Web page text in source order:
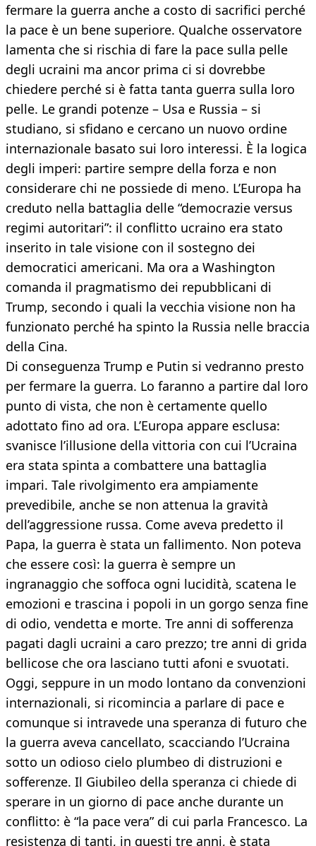
fermare la guerra anche a costo di sacrifici perché
la pace è un bene superiore. Qualche osservatore
lamenta che si rischia di fare la pace sulla pelle
degli ucraini ma ancor prima ci si dovrebbe
chiedere perché si è fatta tanta guerra sulla loro
pelle. Le grandi potenze – Usa e Russia – si
studiano, si sfidano e cercano un nuovo ordine
internazionale basato sui loro interessi. È la logica
degli imperi: partire sempre della forza e non
considerare chi ne possiede di meno. L’Europa ha
creduto nella battaglia delle “democrazie versus
regimi autoritari”: il conflitto ucraino era stato
inserito in tale visione con il sostegno dei
democratici americani. Ma ora a Washington
comanda il pragmatismo dei repubblicani di
Trump, secondo i quali la vecchia visione non ha
funzionato perché ha spinto la Russia nelle braccia
della Cina.
Di conseguenza Trump e Putin si vedranno presto
per fermare la guerra. Lo faranno a partire dal loro
punto di vista, che non è certamente quello
adottato fino ad ora. L’Europa appare esclusa:
svanisce l’illusione della vittoria con cui l’Ucraina
era stata spinta a combattere una battaglia
impari. Tale rivolgimento era ampiamente
prevedibile, anche se non attenua la gravità
dell’aggressione russa. Come aveva predetto il
Papa, la guerra è stata un fallimento. Non poteva
che essere così: la guerra è sempre un
ingranaggio che soffoca ogni lucidità, scatena le
emozioni e trascina i popoli in un gorgo senza fine
di odio, vendetta e morte. Tre anni di sofferenza
pagati dagli ucraini a caro prezzo; tre anni di grida
bellicose che ora lasciano tutti afoni e svuotati.
Oggi, seppure in un modo lontano da convenzioni
internazionali, si ricomincia a parlare di pace e
comunque si intravede una speranza di futuro che
la guerra aveva cancellato, scacciando l’Ucraina
sotto un odioso cielo plumbeo di distruzioni e
sofferenze. Il Giubileo della speranza ci chiede di
sperare in un giorno di pace anche durante un
conflitto: è “la pace vera” di cui parla Francesco. La
resistenza di tanti, in questi tre anni, è stata